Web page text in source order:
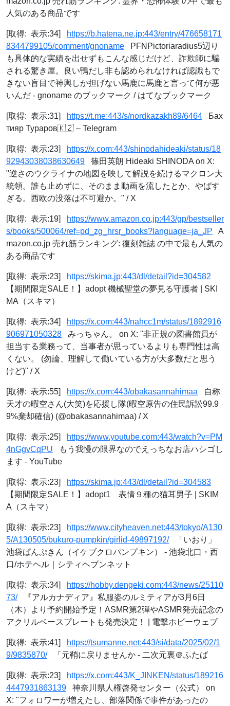
人気のある商品です
[取得: 表示:34]
https://b.hatena.ne.jp:443/entry/476658171
8344799105/comment/gnoname PFNPictoriaradius5辺り
も具体的な実績を出せずもこんな感じだけど、詐欺師に騙
される驚き屋。良い鴨だし非も認められなければ認識もで
きない盲目で神輿しか担げない馬鹿に馬鹿と言って何が悪
いんだ - gnoname のブックマーク / はてなブックマーク
[取得: 表示:31] https://t.me:443/s/nordkazakh89/6464 Бах
тияр Тураров🇰🇿 – Telegram
[取得: 表示:23]
https://x.com:443/shinodahideaki/status/18
92943038038630649 篠田英朗 Hideaki SHINODA on X:
"逆さのウクライナの地図を映して解説を続けるマクロン大
統領。誰も止めずに、そのまま動画を流したとか、やばす
ぎる。西欧の没落は不可避か。" / X
[取得: 表示:19]
https://www.amazon.co.jp:443/gp/bestseller
s/books/500064/ref=pd_zg_hrsr_books?language=ja_JP A
mazon.co.jp 売れ筋ランキング: 復刻雑誌 の中で最も人気の
ある商品です
[取得: 表示:23]
https://skima.jp:443/dl/detail?id=304582
【期間限定SALE！】adopt 機械聖堂の夢見る守護者 | SKI
MA（スキマ）
[取得: 表示:34]
https://x.com:443/nahcc1m/status/1892916
906971050328 みっちゃん。 on X: "非正規の図書館員が
担当する業務って、当事者が思っているよりも専門性は高
くない。 (勿論、理解して働いている方が大多数だと思う
けど)" / X
[取得: 表示:55] https://x.com:443/obakasannahimaa 自称
天才の暇空さん(大笑)を応援し隊(暇空原告の住民訴訟99.9
9%棄却確信) (@obakasannahimaa) / X
[取得: 表示:25]
https://www.youtube.com:443/watch?v=PM
4nGgvCqPU もう我慢の限界なのでえっちなお店ハシゴし
ます - YouTube
[取得: 表示:23]
https://skima.jp:443/dl/detail?id=304583
【期間限定SALE！】adopt1 表情９種の猫耳男子 | SKIM
A（スキマ）
[取得: 表示:23]
https://www.cityheaven.net:443/tokyo/A130
5/A130505/bukuro-pumpkin/girlid-49897192/「いおり」
池袋ぱんぷきん（イケブクロパンプキン） - 池袋北口・西
口/ホテヘル｜シティヘブンネット
[取得: 表示:34]
https://hobby.dengeki.com:443/news/25110
73/『アルカナディア』私服姿のルミティアが3月6日
（木）より予約開始予定！ASMR第2弾やASMR発売記念の
アクリルベースプレートも発売決定！ | 電撃ホビーウェブ
[取得: 表示:41]
https://tsumanne.net:443/si/data/2025/02/1
9/9835870/「元鞘に戻りませんか - 二次元裏＠ふたば
[取得: 表示:23]
https://x.com:443/K_JINKEN/status/189216
4447931863139 神奈川県人権啓発センター（公式） on
X: "フォロワーが増えたし、部落関係で事件があったの